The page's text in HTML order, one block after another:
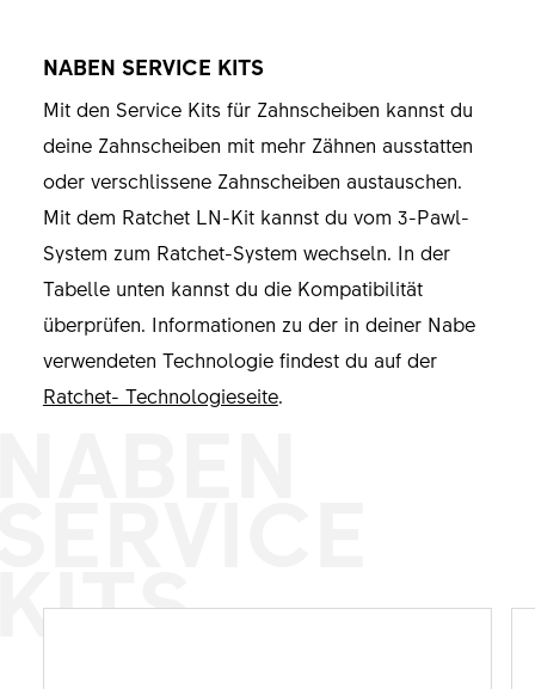
DE
NABEN SERVICE KITS
Mit den Service Kits für Zahnscheiben kannst du
deine Zahnscheiben mit mehr Zähnen ausstatten
oder verschlissene Zahnscheiben austauschen.
Mit dem Ratchet LN-Kit kannst du vom 3-Pawl-
System zum Ratchet-System wechseln. In der
Tabelle unten kannst du die Kompatibilität
überprüfen. Informationen zu der in deiner Nabe
verwendeten Technologie findest du auf der
Ratchet- Technologieseite.